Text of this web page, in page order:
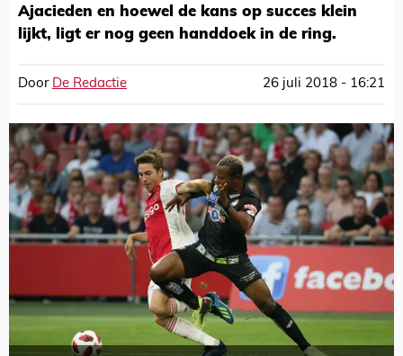
Ajacieden en hoewel de kans op succes klein
lijkt, ligt er nog geen handdoek in de ring.
Door De Redactie 26 juli 2018 - 16:21